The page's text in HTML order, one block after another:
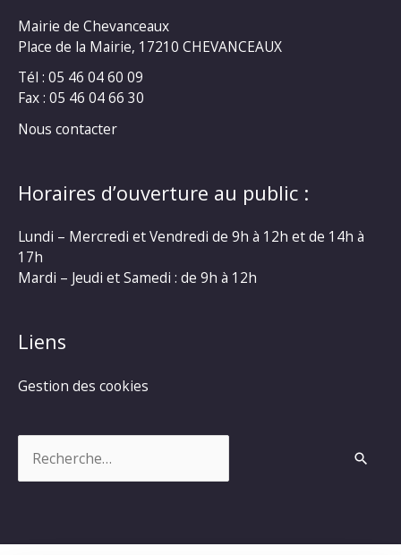
Mairie de Chevanceaux
Place de la Mairie, 17210 CHEVANCEAUX
Tél : 05 46 04 60 09
Fax : 05 46 04 66 30
Nous contacter
Horaires d’ouverture au public :
Lundi – Mercredi et Vendredi de 9h à 12h et de 14h à
17h
Mardi – Jeudi et Samedi : de 9h à 12h
Liens
Gestion des cookies